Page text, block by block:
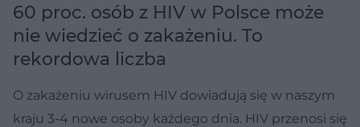
60 proc. osób z HIV w Polsce może
nie wiedzieć o zakażeniu. To
rekordowa liczba
O zakażeniu wirusem HIV dowiadują się w naszym
kraju 3-4 nowe osoby każdego dnia. HIV przenosi się